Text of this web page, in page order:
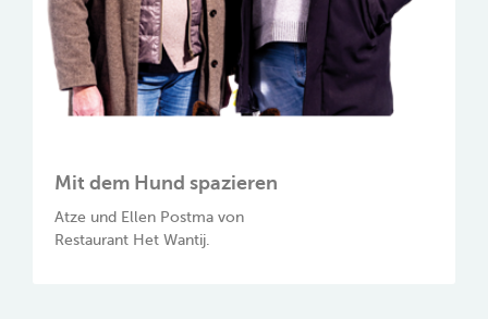
Mit dem Hund spazieren
Atze und Ellen Postma von
Restaurant Het Wantij.